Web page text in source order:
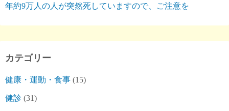
年約9万人の人が突然死していますので、ご注意を
カテゴリー
健康・運動・食事 (15)
健診 (31)